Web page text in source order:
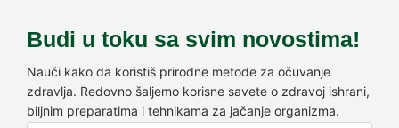
Budi u toku sa svim novostima!
Nauči kako da koristiš prirodne metode za očuvanje
zdravlja. Redovno šaljemo korisne savete o zdravoj ishrani,
biljnim preparatima i tehnikama za jačanje organizma.